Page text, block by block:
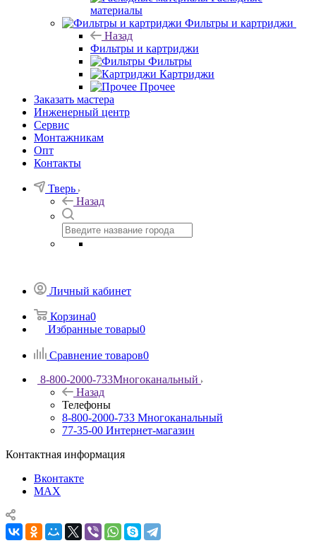
материалы
Фильтры и картриджи
Назад
Фильтры и картриджи
Фильтры
Картриджи
Прочее
Заказать мастера
Инженерный центр
Сервис
Монтажникам
Опт
Контакты
Тверь
Назад
Личный кабинет
Корзина0
Избранные товары0
Сравнение товаров0
8-800-2000-733Многоканальный
Назад
Телефоны
8-800-2000-733 Многоканальный
77-35-00 Интернет-магазин
Контактная информация
Вконтакте
MAX